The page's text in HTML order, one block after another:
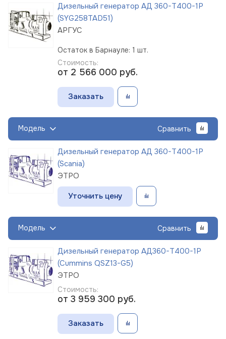
Дизельный генератор АД 360-Т400-1Р
(SYG258TAD51)
АРГУС
Остаток в Барнауле: 1 шт.
Стоимость:
от 2 566 000 руб.
Заказать
Модель Сравнить
Дизельный генератор АД 360-Т400-1Р
(Scania)
ЭТРО
Уточнить цену
Модель Сравнить
Дизельный генератор АД360-Т400-1Р
(Cummins QSZ13-G5)
ЭТРО
Стоимость:
от 3 959 300 руб.
Заказать